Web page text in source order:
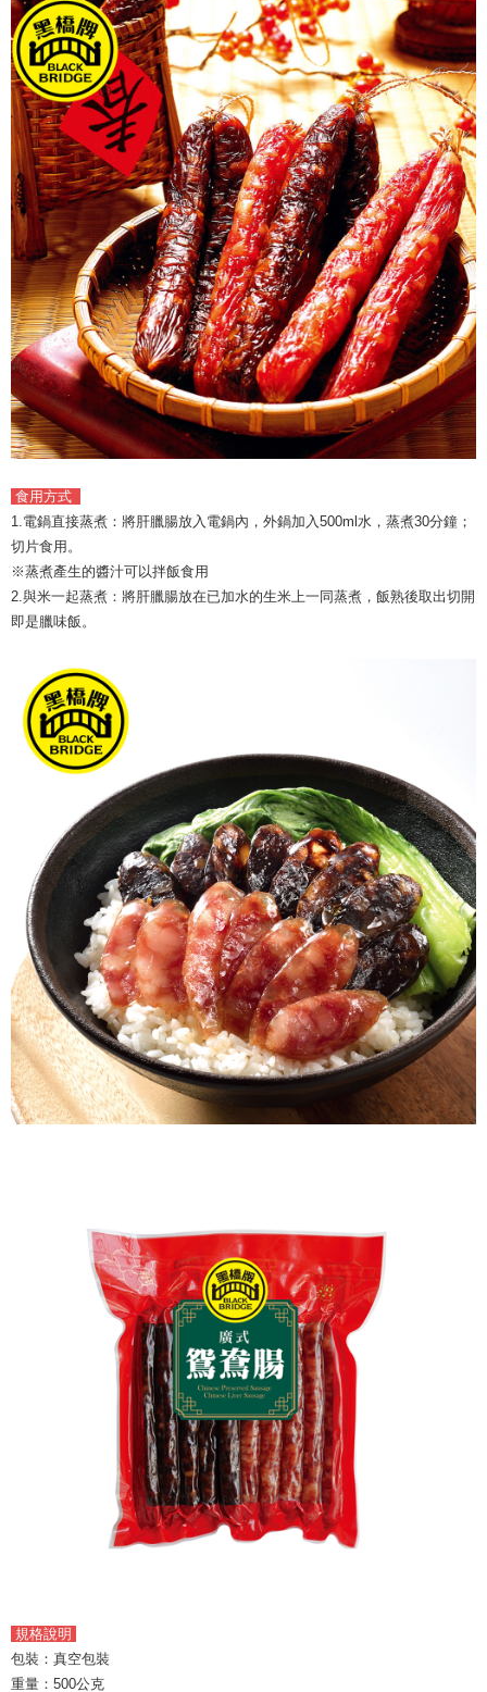
食用方式
1.電鍋直接蒸煮：將肝臘腸放入電鍋內，外鍋加入500ml水，蒸煮30分鐘；
切片食用。
※蒸煮產生的醬汁可以拌飯食用
2.與米一起蒸煮：將肝臘腸放在已加水的生米上一同蒸煮，飯熟後取出切開
即是臘味飯。
規格說明
包裝：真空包裝
重量：500公克